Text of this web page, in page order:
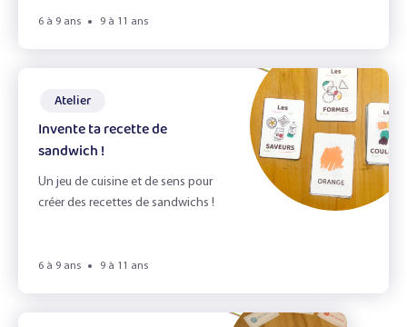
6 à 9 ans 9 à 11 ans
Atelier
Invente ta recette de
sandwich !
Un jeu de cuisine et de sens pour
créer des recettes de sandwichs !
6 à 9 ans 9 à 11 ans